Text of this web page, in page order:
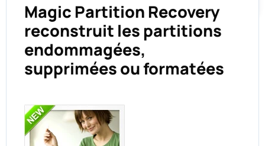
Magic Partition Recovery
reconstruit les partitions
endommagées,
supprimées ou formatées